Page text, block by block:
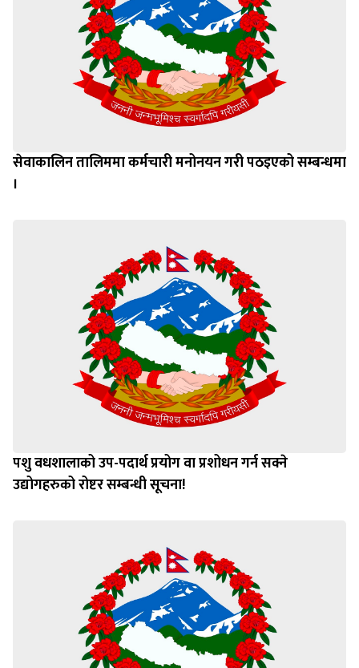
सेवाकालिन तालिममा कर्मचारी मनोनयन गरी पठइएको सम्बन्धमा
।
पशु वधशालाको उप-पदार्थ प्रयोग वा प्रशोधन गर्न सक्ने
उद्योगहरुको रोष्टर सम्बन्धी सूचना!